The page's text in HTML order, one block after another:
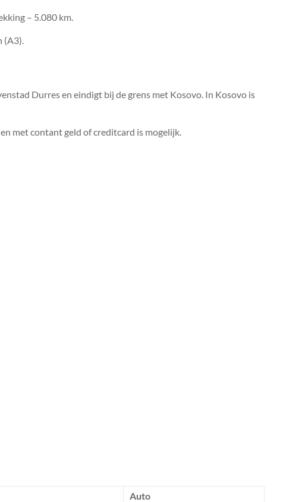
– 5.080 km.
(A3).
Durres en eindigt bij de grens met Kosovo. In Kosovo is
met contant geld of creditcard is mogelijk.
Auto